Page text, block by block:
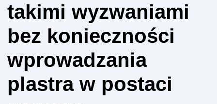
takimi wyzwaniami
bez konieczności
wprowadzania
plastra w postaci